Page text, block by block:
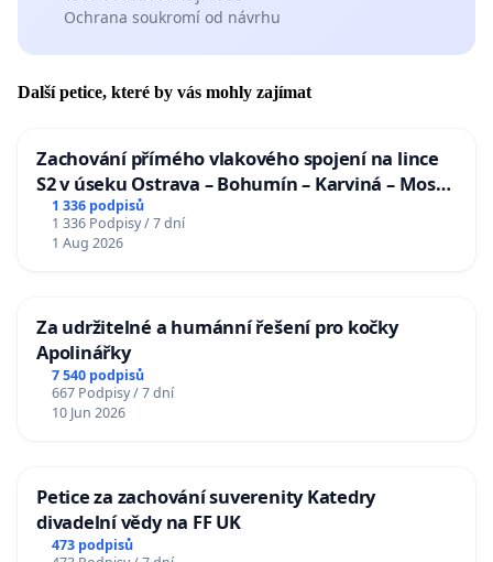
Ochrana soukromí od návrhu
Další petice, které by vás mohly zajímat
Zachování přímého vlakového spojení na lince
S2 v úseku Ostrava – Bohumín – Karviná – Mosty
u Jablunkova
1 336 podpisů
1 336 Podpisy / 7 dní
1 Aug 2026
Za udržitelné a humánní řešení pro kočky
Apolinářky
7 540 podpisů
667 Podpisy / 7 dní
10 Jun 2026
Petice za zachování suverenity Katedry
divadelní vědy na FF UK
473 podpisů